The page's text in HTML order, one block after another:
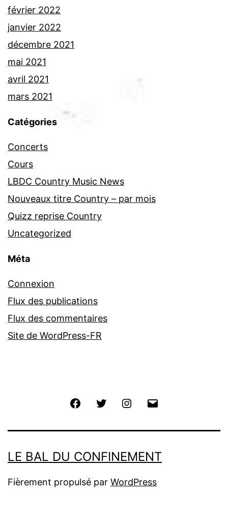
février 2022
janvier 2022
décembre 2021
mai 2021
avril 2021
mars 2021
Catégories
Concerts
Cours
LBDC Country Music News
Nouveaux titre Country – par mois
Quizz reprise Country
Uncategorized
Méta
Connexion
Flux des publications
Flux des commentaires
Site de WordPress-FR
FacebookTwitter Instagram
LE BAL DU CONFINEMENT
Fièrement propulsé par WordPress